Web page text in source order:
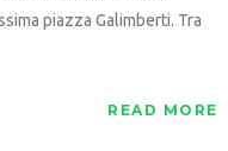
piazza Galimberti. Tra
READ MORE